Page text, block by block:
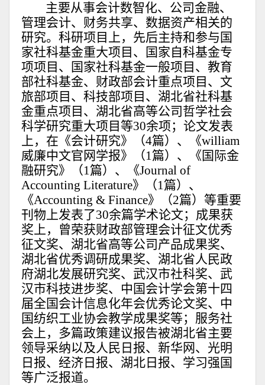
主要从事会计数智化、公司金融、
管理会计、财务共享、数据资产相关的
研究。科研项目上，先后主持和参与国
家社科基金重大项目、国家自科基金专
项项目、国家社科基金一般项目、教育
部社科基金、财政部会计重点项目、文
旅部项目、科技部项目、湖北省社科基
金重点项目、湖北省高等公司哲学社会
科学研究重大项目等30余项；论文发表
上，在《会计研究》（4篇）、《william
威廉中文官网学报》（1篇）、《国际金
融研究》（1篇）、《Journal of
Accounting Literature》（1篇）、
《Accounting & Finance》（2篇）等重要
刊物上发表了30余篇学术论文；成果获
奖上，曾荣获财政部管理会计征文优秀
征文奖、湖北省高等公司产品成果奖、
湖北省优秀调研成果奖、湖北省人民政
府湖北发展研究奖、武汉市社科奖、武
汉市科技进步奖、中国会计学会第十四
届全国会计信息化年会优秀论文奖、中
国纺织工业协会教学成果奖等；服务社
会上，多篇政策建议报告被湖北省主要
领导采纳以及人民日报、新华网、光明
日报、经济日报、湖北日报、学习强国
等广泛报道。